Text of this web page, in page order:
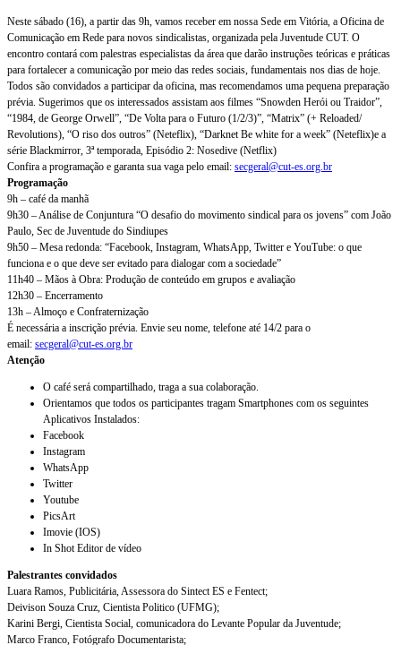
Neste sábado (16), a partir das 9h, vamos receber em nossa Sede em Vitória, a Oficina de
Comunicação em Rede para novos sindicalistas, organizada pela Juventude CUT. O
encontro contará com palestras especialistas da área que darão instruções teóricas e práticas
para fortalecer a comunicação por meio das redes sociais, fundamentais nos dias de hoje.
Todos são convidados a participar da oficina, mas recomendamos uma pequena preparação
prévia. Sugerimos que os interessados assistam aos filmes “Snowden Herói ou Traidor”,
“1984, de George Orwell”, “De Volta para o Futuro (1/2/3)”, “Matrix” (+ Reloaded/
Revolutions), “O riso dos outros” (Neteflix), “Darknet Be white for a week” (Neteflix)e a
série Blackmirror, 3ª temporada, Episódio 2: Nosedive (Netflix)
Confira a programação e garanta sua vaga pelo email: secgeral@cut-es.org.br
Programação
9h – café da manhã
9h30 – Análise de Conjuntura “O desafio do movimento sindical para os jovens” com João
Paulo, Sec de Juventude do Sindiupes
9h50 – Mesa redonda: “Facebook, Instagram, WhatsApp, Twitter e YouTube: o que
funciona e o que deve ser evitado para dialogar com a sociedade”
11h40 – Mãos à Obra: Produção de conteúdo em grupos e avaliação
12h30 – Encerramento
13h – Almoço e Confraternização
É necessária a inscrição prévia. Envie seu nome, telefone até 14/2 para o
email: secgeral@cut-es.org.br
Atenção
O café será compartilhado, traga a sua colaboração.
Orientamos que todos os participantes tragam Smartphones com os seguintes
Aplicativos Instalados:
Facebook
Instagram
WhatsApp
Twitter
Youtube
PicsArt
Imovie (IOS)
In Shot Editor de vídeo
Palestrantes convidados
Luara Ramos, Publicitária, Assessora do Sintect ES e Fentect;
Deivison Souza Cruz, Cientista Politico (UFMG);
Karini Bergi, Cientista Social, comunicadora do Levante Popular da Juventude;
Marco Franco, Fotógrafo Documentarista;